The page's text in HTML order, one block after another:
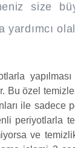
size
yapılması
Bu özel
ile sadece
periyotlarla
ve